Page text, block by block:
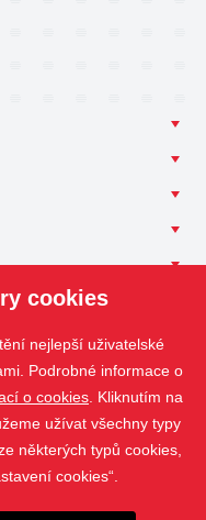
cookies
nejlepší uživatelské
Podrobné informace o
o cookies . Kliknutím na
užívat všechny typy
některých typů cookies,
cookies“.